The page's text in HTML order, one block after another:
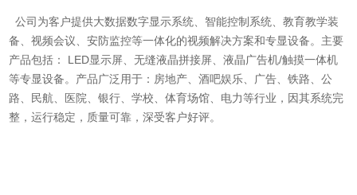
公司为客户提供大数据数字显示系统、智能控制系统、教育教学装
备、视频会议、安防监控等一体化的视频解决方案和专显设备。主要
产品包括： LED显示屏、无缝液晶拼接屏、液晶广告机/触摸一体机
等专显设备。产品广泛用于：房地产、酒吧娱乐、广告、铁路、公
路、民航、医院、银行、学校、体育场馆、电力等行业，因其系统完
整，运行稳定，质量可靠，深受客户好评。